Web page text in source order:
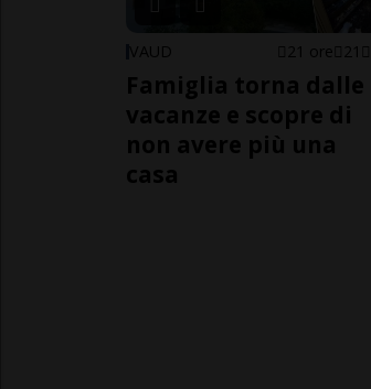
VAUD 21 ore 21
Famiglia torna dalle
vacanze e scopre di
non avere più una
casa